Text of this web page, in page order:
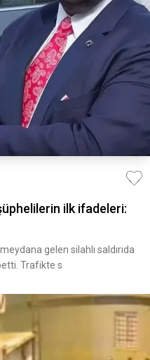
ilk ifadeleri:
gelen silahlı saldırıda
Trafikte s